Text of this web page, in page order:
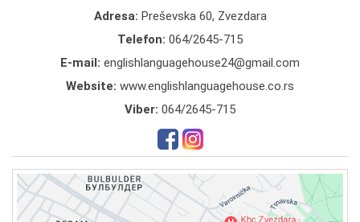
Adresa: Preševska 60, Zvezdara
Telefon: 064/2645-715
E-mail: englishlanguagehouse24@gmail.com
Website: www.englishlanguagehouse.co.rs
Viber: 064/2645-715